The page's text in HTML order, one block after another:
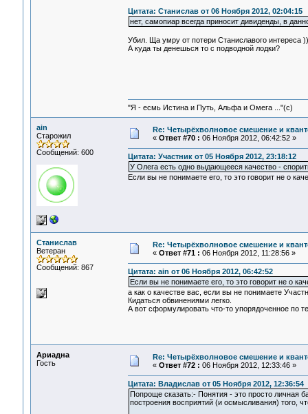
Цитата: Станислав от 06 Ноября 2012, 02:04:15
нет, самопиар всегда приносит дивиденды, в
Убил. Ща умру от потери Станиславого интереса
А куда ты денешься то с подводной лодки?
"Я - есмь Истина и Путь, Альфа и Омега ..."(с)
ain
Старожил
Сообщений: 600
Re: Четырёхволновое смешение и
« Ответ #70 : 06 Ноября 2012, 06:42:52 »
Цитата: Участник от 05 Ноября 2012, 23:18:12
У Олега есть одно выдающееся качество -
Если вы не понимаете его, то это говорит не о
Станислав
Ветеран
Сообщений: 867
Re: Четырёхволновое смешение и
« Ответ #71 : 06 Ноября 2012, 11:28:56 »
Цитата: ain от 06 Ноября 2012, 06:42:52
Если вы не понимаете его, то это говорит не о
а как о качестве вас, если вы не понимаете
Кидаться обвинениями легко.
А вот сформулировать что-то упорядоченное по
Ариадна
Гость
Re: Четырёхволновое смешение и
« Ответ #72 : 06 Ноября 2012, 12:33:46 »
Цитата: Владислав от 05 Ноября 2012, 12:36:54
Попроще сказать:- Понятия - это просто личная
построения восприятий (и осмысливания) того,